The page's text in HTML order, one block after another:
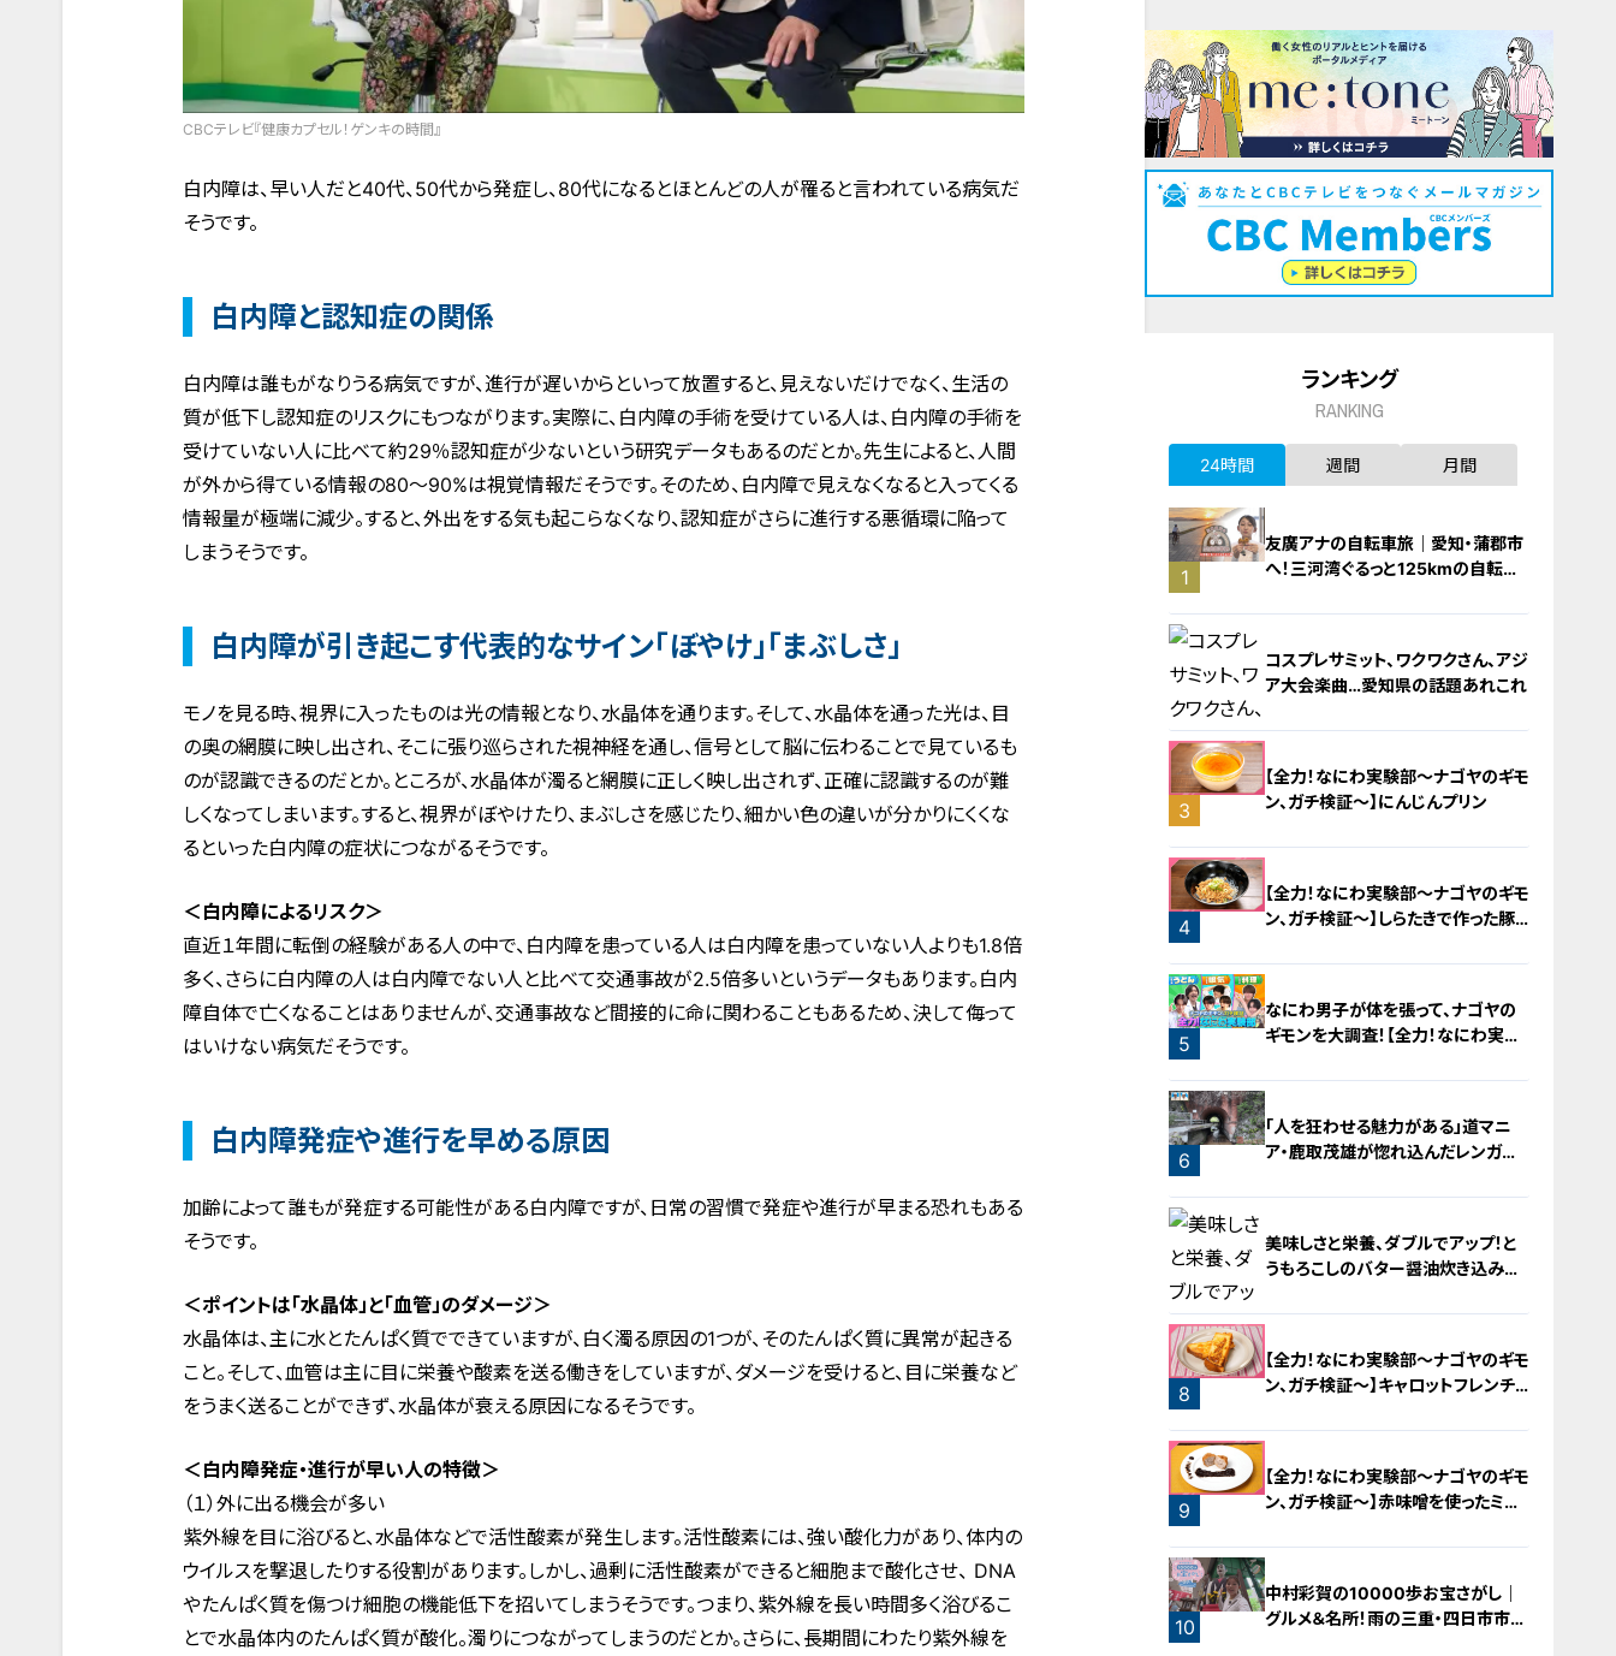
CBCテレビ『健康カプセル！ゲンキの時間』
白内障は、早い人だと40代、50代から発症し、80代になるとほとんどの人が罹ると言われている病気だ
そうです。
白内障と認知症の関係
白内障は誰もがなりうる病気ですが、進行が遅いからといって放置すると、見えないだけでなく、生活の
質が低下し認知症のリスクにもつながります。実際に、白内障の手術を受けている人は、白内障の手術を
受けていない人に比べて約29％認知症が少ないという研究データもあるのだとか。先生によると、人間
が外から得ている情報の80〜90%は視覚情報だそうです。そのため、白内障で見えなくなると入ってくる
情報量が極端に減少。すると、外出をする気も起こらなくなり、認知症がさらに進行する悪循環に陥って
しまうそうです。
白内障が引き起こす代表的なサイン「ぼやけ」「まぶしさ」
モノを見る時、視界に入ったものは光の情報となり、水晶体を通ります。そして、水晶体を通った光は、目
の奥の網膜に映し出され、そこに張り巡らされた視神経を通し、信号として脳に伝わることで見ているも
のが認識できるのだとか。ところが、水晶体が濁ると網膜に正しく映し出されず、正確に認識するのが難
しくなってしまいます。すると、視界がぼやけたり、まぶしさを感じたり、細かい色の違いが分かりにくくな
るといった白内障の症状につながるそうです。
＜白内障によるリスク＞
直近１年間に転倒の経験がある人の中で、白内障を患っている人は白内障を患っていない人よりも1.8倍
多く、さらに白内障の人は白内障でない人と比べて交通事故が2.5倍多いというデータもあります。白内
障自体で亡くなることはありませんが、交通事故など間接的に命に関わることもあるため、決して侮って
はいけない病気だそうです。
白内障発症や進行を早める原因
加齢によって誰もが発症する可能性がある白内障ですが、日常の習慣で発症や進行が早まる恐れもある
そうです。
＜ポイントは「水晶体」と「血管」のダメージ＞
水晶体は、主に水とたんぱく質でできていますが、白く濁る原因の1つが、そのたんぱく質に異常が起きる
こと。そして、血管は主に目に栄養や酸素を送る働きをしていますが、ダメージを受けると、目に栄養など
をうまく送ることができず、水晶体が衰える原因になるそうです。
＜白内障発症・進行が早い人の特徴＞
（１）外に出る機会が多い
紫外線を目に浴びると、水晶体などで活性酸素が発生します。活性酸素には、強い酸化力があり、体内の
ウイルスを撃退したりする役割があります。しかし、過剰に活性酸素ができると細胞まで酸化させ、 DNA
やたんぱく質を傷つけ細胞の機能低下を招いてしまうそうです。つまり、紫外線を長い時間多く浴びるこ
とで水晶体内のたんぱく質が酸化。濁りにつながってしまうのだとか。さらに、長期間にわたり紫外線を
ランキング
RANKING
24時間 週間 月間
1
友廣アナの自転車旅｜愛知・蒲郡市
へ！三河湾ぐるっと125kmの自転車
2
コスプレサミット、ワクワクさん、アジ
ア大会楽曲…愛知県の話題あれこれ
3
【全力！なにわ実験部～ナゴヤのギモ
ン、ガチ検証～】にんじんプリン
4
【全力！なにわ実験部～ナゴヤのギモ
ン、ガチ検証～】しらたきで作った豚
5
なにわ男子が体を張って、ナゴヤの
ギモンを大調査！【全力！なにわ実験
6
「人を狂わせる魅力がある」道マニ
ア・鹿取茂雄が惚れ込んだレンガの
7
美味しさと栄養、ダブルでアップ！と
うもろこしのバター醤油炊き込みご
8
【全力！なにわ実験部～ナゴヤのギモ
ン、ガチ検証～】キャロットフレンチ
9
【全力！なにわ実験部～ナゴヤのギモ
ン、ガチ検証～】赤味噌を使ったミル
10
中村彩賀の10000歩お宝さがし｜
グルメ＆名所！雨の三重・四日市市で